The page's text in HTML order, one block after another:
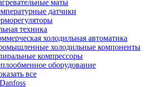
маты
датчики
техника
холодильная автоматика
холодильные компоненты
компрессоры
оборудование
все